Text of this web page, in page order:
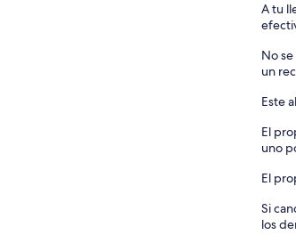
A tu
No
un
Este
El
uno
El
Si
los